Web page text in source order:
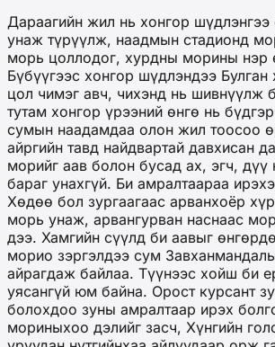
Дараагийн жил нь хонгор
унаж түрүүлж, наадмын стадионд
морь цоллодог, хурдны морины нэр
Бүбүүгээс хонгор шүдлэндээ Булган
цол чимэг авч, чихэнд нь шивнүүлж
тутам хонгор үрээний өнгө нь
сумын наадамдаа олон жил тоосоо
айргийн тавд найдвартай давхисан
морийг аав болон бусад ах, эгч, дүү
бараг унахгүй. Би амралтаараа
Хөдөө бол зургаагаас арванхоёр
морь унаж, арвангурван наснаас
дээ. Хамгийн сүүлд би аавыг
морио зэргэлдээ сум
айрагдаж байлаа. Түүнээс хойш би
уясангүй юм байна. Орост курсант
болохдоо зуны амралтаар ирэх
мориныхоо дэлийг засч, Хүнгийн